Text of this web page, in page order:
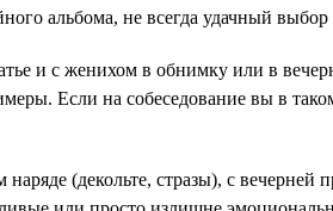
альбома, не всегда удачный выбор
и с женихом в обнимку или в
Если на собеседование вы в
(декольте, стразы), с вечерней